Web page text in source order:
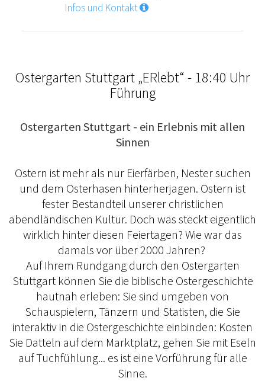
Infos und Kontakt
Ostergarten Stuttgart „ERlebt“ - 18:40 Uhr
Führung
Ostergarten Stuttgart - ein Erlebnis mit allen
Sinnen
Ostern ist mehr als nur Eierfärben, Nester suchen
und dem Osterhasen hinterherjagen. Ostern ist
fester Bestandteil unserer christlichen
abendländischen Kultur. Doch was steckt eigentlich
wirklich hinter diesen Feiertagen? Wie war das
damals vor über 2000 Jahren?
Auf Ihrem Rundgang durch den Ostergarten
Stuttgart können Sie die biblische Ostergeschichte
hautnah erleben: Sie sind umgeben von
Schauspielern, Tänzern und Statisten, die Sie
interaktiv in die Ostergeschichte einbinden: Kosten
Sie Datteln auf dem Marktplatz, gehen Sie mit Eseln
auf Tuchfühlung... es ist eine Vorführung für alle
Sinne.